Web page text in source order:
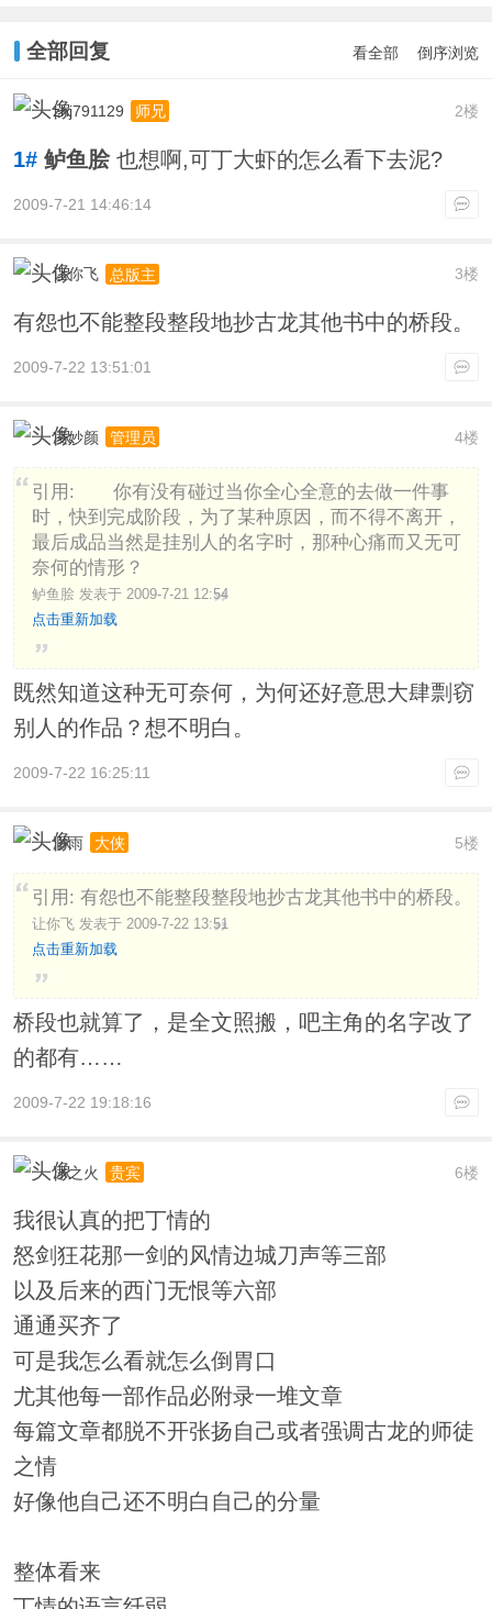
全部回复 看全部 倒序浏览
2楼
zhj791129 师兄
1# 鲈鱼脍 也想啊,可丁大虾的怎么看下去泥?
2009-7-21 14:46:14
3楼
让你飞 总版主
有怨也不能整段整段地抄古龙其他书中的桥段。
2009-7-22 13:51:01
4楼
凌妙颜 管理员
引用: 你有没有碰过当你全心全意的去做一件事
时，快到完成阶段，为了某种原因，而不得不离开，
最后成品当然是挂别人的名字时，那种心痛而又无可
奈何的情形？
鲈鱼脍 发表于 2009-7-21 12:54
点击重新加载
既然知道这种无可奈何，为何还好意思大肆剽窃
别人的作品？想不明白。
2009-7-22 16:25:11
5楼
渺雨 大侠
引用: 有怨也不能整段整段地抄古龙其他书中的桥段。
让你飞 发表于 2009-7-22 13:51
点击重新加载
桥段也就算了，是全文照搬，吧主角的名字改了
的都有……
2009-7-22 19:18:16
6楼
冰之火 贵宾
我很认真的把丁情的
怒剑狂花那一剑的风情边城刀声等三部
以及后来的西门无恨等六部
通通买齐了
可是我怎么看就怎么倒胃口
尤其他每一部作品必附录一堆文章
每篇文章都脱不开张扬自己或者强调古龙的师徒
之情
好像他自己还不明白自己的分量
整体看来